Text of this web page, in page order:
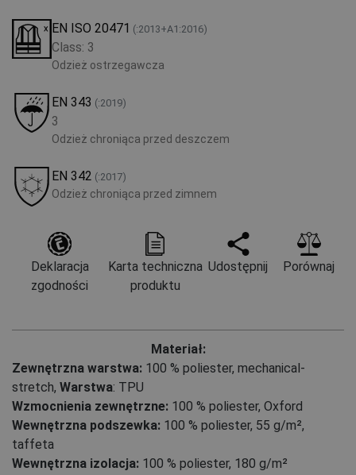
EN ISO 20471 (:2013+A1:2016)
Class: 3
Odzież ostrzegawcza
EN 343 (:2019)
3
Odzież chroniąca przed deszczem
EN 342 (:2017)
Odzież chroniąca przed zimnem
Deklaracja
zgodności
Karta techniczna
produktu
Udostępnij Porównaj
Materiał:
Zewnętrzna warstwa: 100 % poliester, mechanical-
stretch, Warstwa: TPU
Wzmocnienia zewnętrzne: 100 % poliester, Oxford
Wewnętrzna podszewka: 100 % poliester, 55 g/m²,
taffeta
Wewnętrzna izolacja: 100 % poliester, 180 g/m²